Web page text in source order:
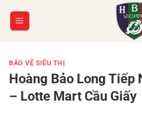
BẢO VỆ SIÊU THỊ
Hoàng Bảo Long Tiếp
– Lotte Mart Cầu Giấy